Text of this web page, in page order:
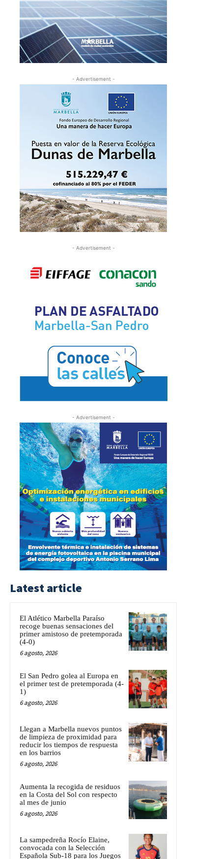
- Advertisement -
- Advertisement -
- Advertisement -
Latest article
El Atlético Marbella Paraíso
recoge buenas sensaciones del
primer amistoso de pretemporada
(4-0)
6 agosto, 2026
El San Pedro golea al Europa en
el primer test de pretemporada (4-
1)
6 agosto, 2026
Llegan a Marbella nuevos puntos
de limpieza de proximidad para
reducir los tiempos de respuesta
en los barrios
6 agosto, 2026
Aumenta la recogida de residuos
en la Costa del Sol con respecto
al mes de junio
6 agosto, 2026
La sampedreña Rocío Elaine,
convocada con la Selección
Española Sub-18 para los Juegos